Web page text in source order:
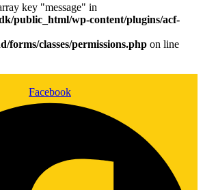
key "message" in
public_html/wp-content/plugins/acf-
forms/classes/permissions.php on line
Facebook